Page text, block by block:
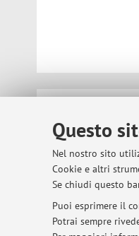
Questo
Nel nostro sito
Cookie e altri
Se chiudi questo
Puoi esprimere il
Potrai sempre